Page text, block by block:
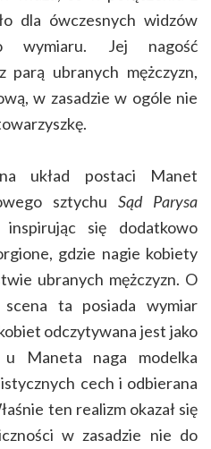
dla ówczesnych widzów
wymiaru. Jej nagość
parą ubranych mężczyzn,
w zasadzie w ogóle nie
układ postaci Manet
sztychu Sąd Parysa
inspirując się dodatkowo
gdzie nagie kobiety
ubranych mężczyzn. O
ta posiada wymiar
odczytywana jest jako
Maneta naga modelka
cech i odbierana
ten realizm okazał się
w zasadzie nie do